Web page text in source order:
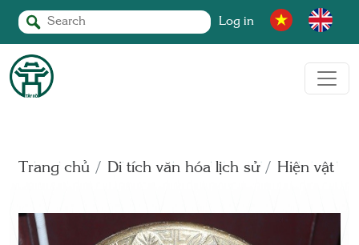
Log in
Trang chủ Di tích văn hóa lịch sử Hiện vật